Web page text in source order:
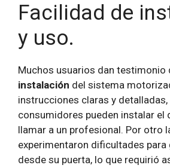
Facilidad de
y uso.
Muchos usuarios dan testimonio
instalación del sistema
instrucciones claras y
consumidores pueden instalar el
llamar a un profesional. Por otro
experimentaron dificultades para
desde su puerta, lo que requirió